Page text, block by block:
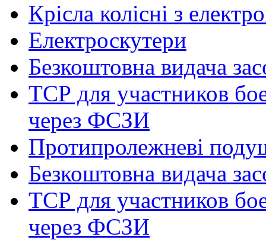
Крісла колісні з
Електроскутери
Безкоштовна видача
ТСР для участников
через ФСЗИ
Протипролежневі
Безкоштовна видача
ТСР для участников
через ФСЗИ